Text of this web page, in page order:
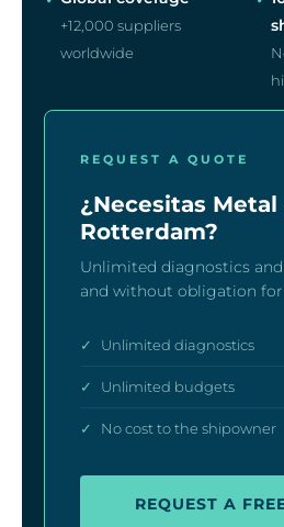
+12,000 suppliers
worldwide
REQUEST A QUOTE
¿Necesitas
Rotterdam?
Unlimited diagnostics
and without obligation
✓ Unlimited diagnostics
✓ Unlimited budgets
✓ No cost to the shipowner
REQUEST A